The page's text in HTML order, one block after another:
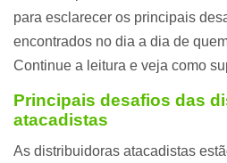
para esclarecer os principais
encontrados no dia a dia de
Continue a leitura e veja como
Principais desafios das
atacadistas
As distribuidoras atacadistas